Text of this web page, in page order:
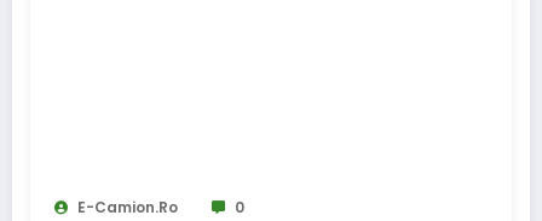
E-Camion.ro 0